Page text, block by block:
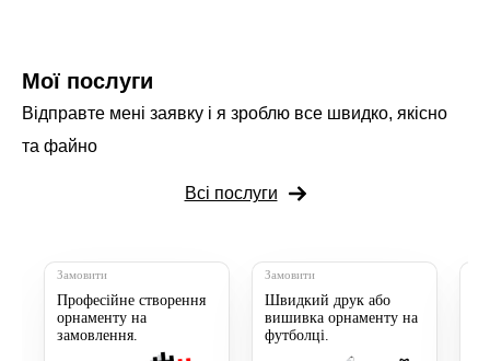
Мої послуги
Відправте мені заявку і я зроблю все швидко, якісно
та файно
Всі послуги
Замовити
Професійне створення
орнаменту на
замовлення.
Замовити
Швидкий друк або
вишивка орнаменту на
футболці.